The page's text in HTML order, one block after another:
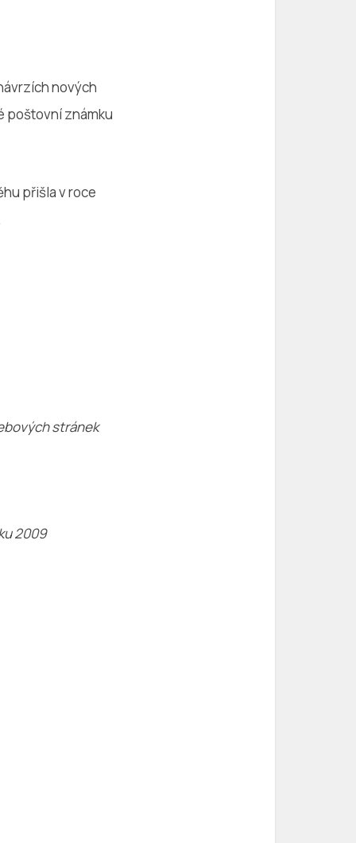
nových
poštovní známku
přišla v roce
stránek
2009